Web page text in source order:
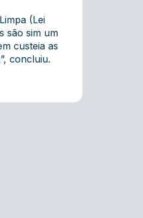
(Lei
são sim um
custeia as
concluiu.